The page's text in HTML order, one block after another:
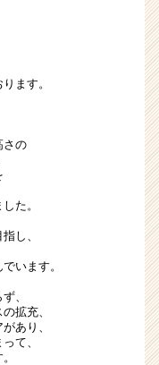
ます。
さの
た。
し、
います。
、
拡充、
あり、
て、